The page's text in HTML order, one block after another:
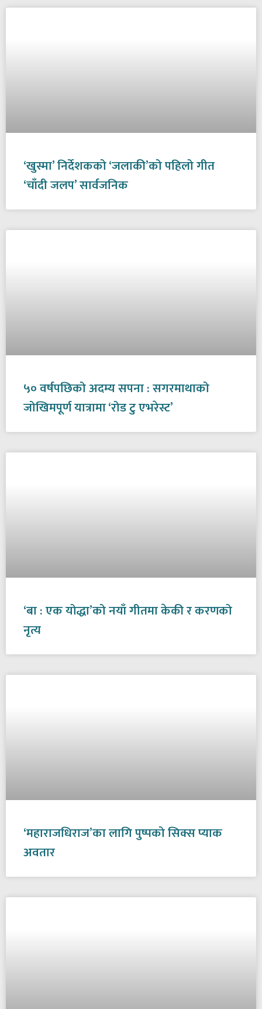
‘खुस्मा’ निर्देशकको ‘जलाकी’को पहिलो गीत
‘चाँदी जलप’ सार्वजनिक
५० वर्षपछिको अदम्य सपना : सगरमाथाको
जोखिमपूर्ण यात्रामा ‘रोड टु एभरेस्ट’
‘बा : एक योद्धा’को नयाँ गीतमा केकी र करणको
नृत्य
‘महाराजधिराज’का लागि पुष्पको सिक्स प्याक
अवतार